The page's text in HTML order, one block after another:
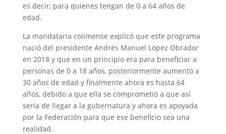
es decir, para quienes tengan de 0 a 64 años de
edad.
La mandataria colimense explicó que este programa
nació del presidente Andrés Manuel López Obrador
en 2018 y que en un principio era para beneficiar a
personas de 0 a 18 años, posteriormente aumentó a
30 años de edad y finalmente ahora es hasta 64
años, debido a que ella se comprometió a que así
sería de llegar a la gubernatura y ahora es apoyada
por la Federación para que ese beneficio sea una
realidad.